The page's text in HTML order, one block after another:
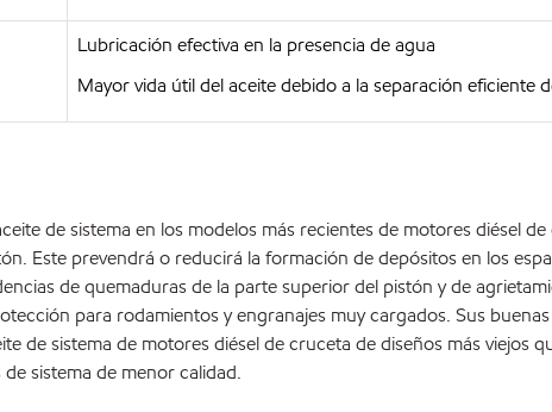
Lubricación efectiva en la presencia de agua
Mayor vida útil del aceite debido a la separación eficiente
de sistema en los modelos más recientes de motores diésel
Este prevendrá o reducirá la formación de depósitos en los
de quemaduras de la parte superior del pistón y de
para rodamientos y engranajes muy cargados. Sus
de sistema de motores diésel de cruceta de diseños más viejos
sistema de menor calidad.